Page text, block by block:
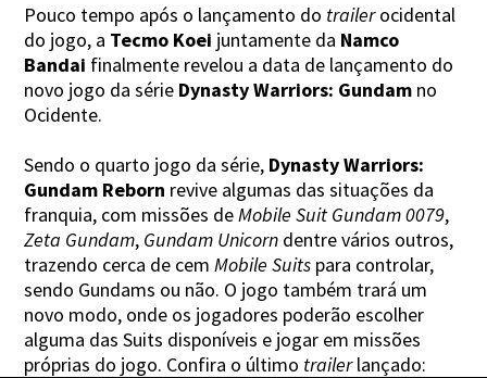
Pouco tempo após o lançamento do trailerocidental
do jogo, a Tecmo Koei juntamente da Namco
Bandai finalmente revelou a data de lançamento do
novo jogo da série Dynasty Warriors: Gundam no
Ocidente.
Sendo o quarto jogo da série, Dynasty Warriors:
Gundam Reborn revive algumas das situações da
franquia, com missões deMobile Suit Gundam 0079,
Zeta Gundam, Gundam Unicorn dentre vários outros,
trazendo cerca de cemMobile Suits para controlar,
sendo Gundams ou não. O jogo também trará um
novo modo, onde os jogadores poderão escolher
alguma das Suits disponíveis e jogar em missões
próprias do jogo. Confira o último trailerlançado: